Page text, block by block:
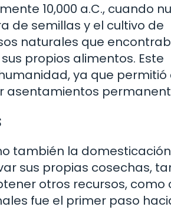
10,000 a.C., cuando
de semillas y el cultivo de
naturales que
propios alimentos. Este
ya que permitió
asentamientos
también la
sus propias cosechas,
otros recursos, como
fue el primer paso